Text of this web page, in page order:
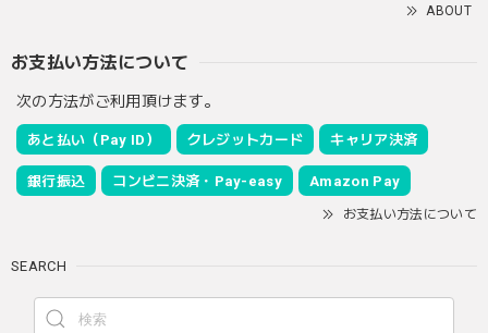
ABOUT
お支払い方法について
次の方法がご利用頂けます。
あと払い（Pay ID） クレジットカード キャリア決済
銀行振込 コンビニ決済・Pay-easy Amazon Pay
お支払い方法について
SEARCH